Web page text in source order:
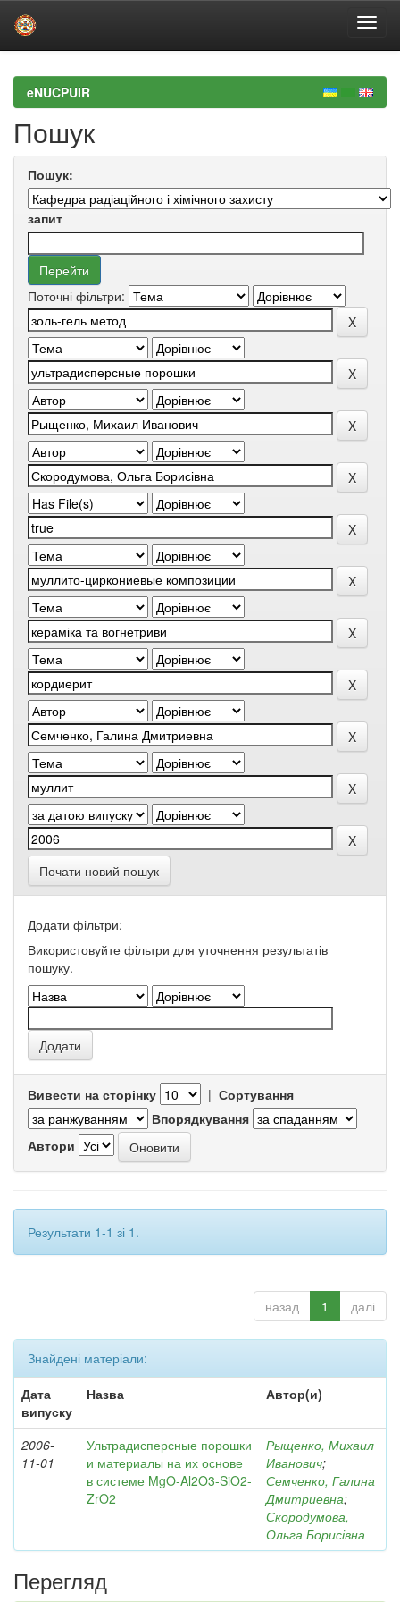
navigationeNUCPUIR
Пошук
Пошук:
запит
Поточні фільтри:
Почати новий пошук
Додати фільтри:
Використовуйте фільтри для уточнення результатів
пошуку.
Вивести на сторінку | Сортування
Впорядкування
Автори
Результати 1-1 зі 1.
назад 1 далі
Знайдені матеріали:
Дата
випуску
Назва Автор(и)
2006-
11-01
Ультрадисперсные порошки
и материалы на их основе
в системе MgO-Al2O3-SiO2-
ZrO2
Рыщенко, Михаил
Иванович;
Семченко, Галина
Дмитриевна;
Скородумова,
Ольга Борисівна
Перегляд